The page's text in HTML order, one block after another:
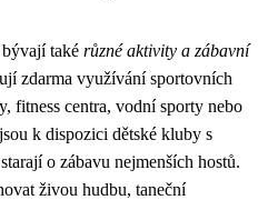
také různé aktivity a zábavní
zdarma využívání sportovních
fitness centra, vodní sporty nebo
k dispozici dětské kluby s
o zábavu nejmenších hostů.
živou hudbu, taneční